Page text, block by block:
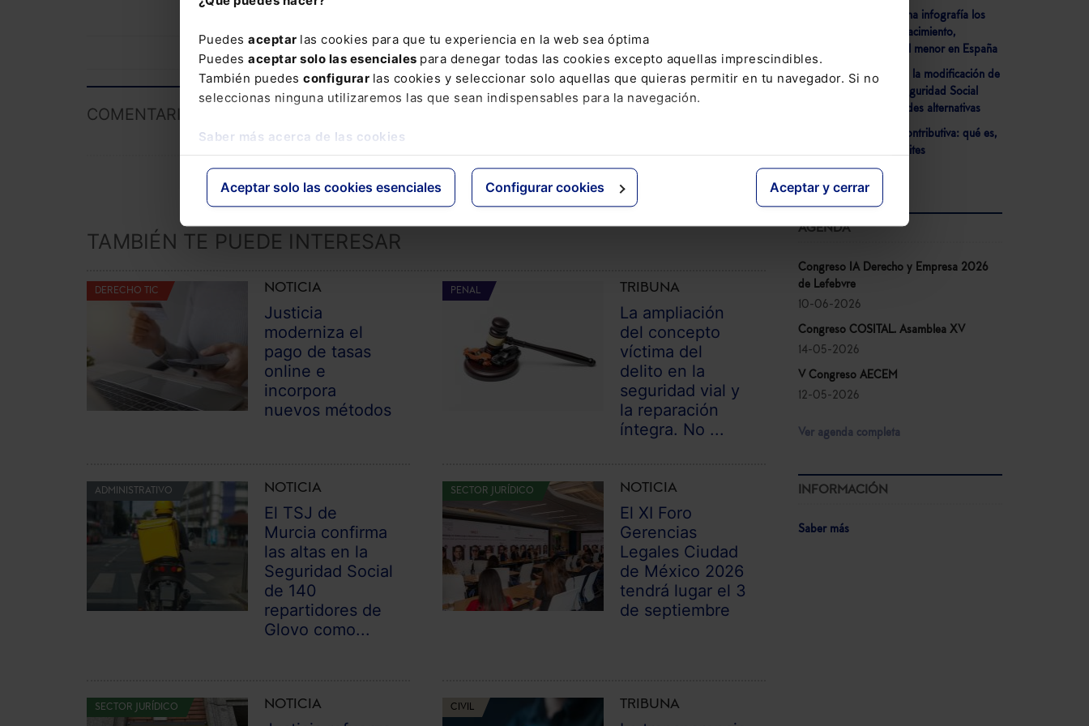
Puedes aceptar las cookies para que tu experiencia en la web sea óptima
Puedes aceptar solo las esenciales para denegar todas las cookies excepto aquellas imprescindibles.
También puedes configurar las cookies y seleccionar solo aquellas que quieras permitir en tu navegador. Si no
seleccionas ninguna utilizaremos las que sean indispensables para la navegación.
Saber más acerca de las cookies
Aceptar solo las cookies esenciales Configurar cookies Aceptar y cerrar
COMENTARIOS
TAMBIÉN TE PUEDE INTERESAR
DERECHO TIC NOTICIA
Justicia
moderniza el
pago de tasas
online e
incorpora
nuevos métodos
PENAL TRIBUNA
La ampliación
del concepto
víctima del
delito en la
seguridad vial y
la reparación
íntegra. No ...
ADMINISTRATIVO NOTICIA
El TSJ de
Murcia confirma
las altas en la
Seguridad Social
de 140
repartidores de
Glovo como...
SECTOR JURÍDICO NOTICIA
El XI Foro
Gerencias
Legales Ciudad
de México 2026
tendrá lugar el 3
de septiembre
SECTOR JURÍDICO NOTICIA CIVIL TRIBUNA
- Lefebvre detalla en una infografía los
nuevos permisos por nacimiento,
adopción y cuidado del menor en España
- El Congreso aprueba la modificación de
la Ley General de la Seguridad Social
relativa a las mutualidades alternativas
- Jubilación ordinaria contributiva: qué es,
requisitos, cuantía y límites
AGENDA
Congreso IA Derecho y Empresa 2026
de Lefebvre
10-06-2026
Congreso COSITAL. Asamblea XV
14-05-2026
V Congreso AECEM
12-05-2026
Ver agenda completa
INFORMACIÓN
Saber más